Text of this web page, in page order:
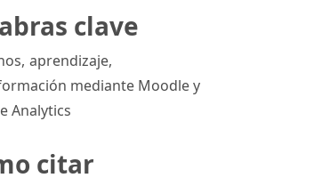
clave
, aprendizaje,
mediante Moodle y
Analytics
citar